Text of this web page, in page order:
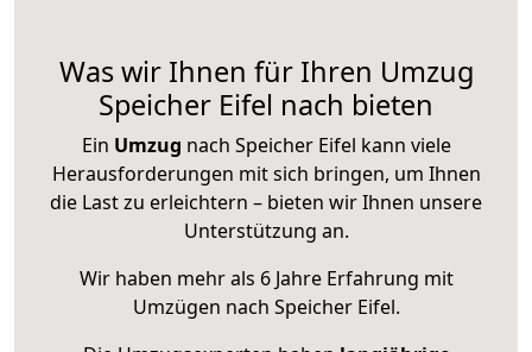
Was wir Ihnen für Ihren Umzug
Speicher Eifel nach bieten
Ein Umzug nach Speicher Eifel kann viele
Herausforderungen mit sich bringen, um Ihnen
die Last zu erleichtern – bieten wir Ihnen unsere
Unterstützung an.
Wir haben mehr als 6 Jahre Erfahrung mit
Umzügen nach Speicher Eifel.